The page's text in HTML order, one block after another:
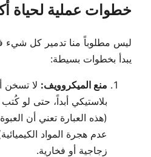
خطوات عملية لحياة
ليس مطلوباً منا تدمير كل شيء
يبدأ بخطوات بسيطة:
منع الميكروويف: لا تسخن
بلاستيكي أبداً، حتى لو
(هذه العبارة تعني أن
عدم هجرة المواد
زجاجية أو فخارية.